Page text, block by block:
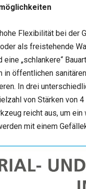
Flexibilität bei der
als freistehende
„schlankere“
in öffentlichen
In drei
von Stärken von
reicht aus, um
mit einem